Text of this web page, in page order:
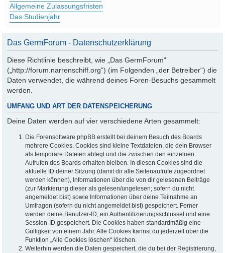
Allgemeine Zulassungsfristen
Das Studienjahr
Das GermForum - Datenschutzerklärung
Diese Richtlinie beschreibt, wie „Das GermForum“
(„http://forum.narrenschiff.org“) (im Folgenden „der Betreiber“) die
Daten verwendet, die während deines Foren-Besuchs gesammelt
werden.
UMFANG UND ART DER DATENSPEICHERUNG
Deine Daten werden auf vier verschiedene Arten gesammelt:
Die Forensoftware phpBB erstellt bei deinem Besuch des Boards
mehrere Cookies. Cookies sind kleine Textdateien, die dein Browser
als temporäre Dateien ablegt und die zwischen den einzelnen
Aufrufen des Boards erhalten bleiben. In diesen Cookies sind die
aktuelle ID deiner Sitzung (damit dir alle Seitenaufrufe zugeordnet
werden können), Informationen über die von dir gelesenen Beiträge
(zur Markierung dieser als gelesen/ungelesen; sofern du nicht
angemeldet bist) sowie Informationen über deine Teilnahme an
Umfragen (sofern du nicht angemeldet bist) gespeichert. Ferner
werden deine Benutzer-ID, ein Authentifizierungsschlüssel und eine
Session-ID gespeichert. Die Cookies haben standardmäßig eine
Gültigkeit von einem Jahr. Alle Cookies kannst du jederzeit über die
Funktion „Alle Cookies löschen“ löschen.
Weiterhin werden die Daten gespeichert, die du bei der Registrierung,